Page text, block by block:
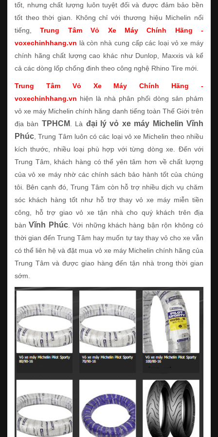
tốt, nhưng chất lượng luôn tuyệt đối và được đảm bảo bền
tốt theo thời gian. Không chỉ với thương hiệu Michelin nổi
tiếng,Trung Tâm Vỏ Xe Máy Chính Hãng -
voxechinhhang.vn là còn nhà cung cấp các loại vỏ xe máy
chính hãng chất lượng cao khác như Dunlop, Maxxis và kể
cả các dòng lốp chống đinh theo công nghệ Rhino Tire mới.
Trung Tâm Vỏ Xe Máy Chính Hãng -
voxechinhhang.vn hiện là nhà phân phối dòng sản phảm
vỏ xe máy Michelin chính hãng danh tiếng toàn Thế Giới trên
địa bàn TPHCM . Là đại lý vỏ xe máy Michelin Vĩnh
Phúc , Trung Tâm luôn có các loại vỏ xe Michelin theo nhiều
kích thước, nhiều loại phù hợp với từng dòng xe. Đến với
Trung Tâm, khách hàng có thể yên tâm hơn về chất lượng
của vỏ xe máy nhờ các chính sách bảo hành tốt của chúng
tôi. Bên cạnh đó, Trung Tâm còn hỗ trợ nhiều dịch vụ chăm
sóc khách hàng tốt như hỗ trợ thay vỏ xe máy miễn tiền
công, hỗ trợ giao vỏ xe tận nhà cho quý khách trên địa
bànVĩnh Phúc. Với những khách hàng bận rộn không có
thời gian đến Trung Tâm hay muốn tự tay thay vỏ cho xe vẫn
có thể liên hệ và đặt mua vỏ xe máy Michelin chính hãng của
Trung Tâm và được giao hàng đến tận nhà trong thời gian
sớm.